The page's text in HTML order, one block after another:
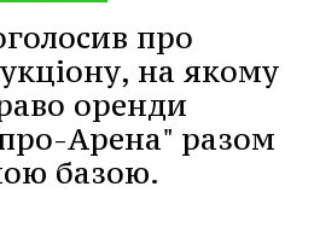
про
на якому
оренди
Арена" разом
базою.